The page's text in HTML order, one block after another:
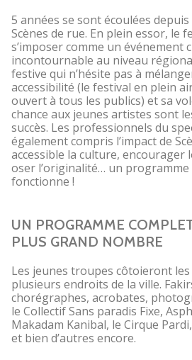
5 années se sont écoulées depuis
Scènes de rue. En plein essor, le
s’imposer comme un événement
incontournable au niveau
festive qui n’hésite pas à
accessibilité (le festival en plein
ouvert à tous les publics) et sa
chance aux jeunes artistes sont
succès. Les professionnels du
également compris l’impact de
accessible la culture, encourager
oser l’originalité… un
fonctionne !
UN PROGRAMME
PLUS GRAND NOMBRE
Les jeunes troupes côtoieront
plusieurs endroits de la ville.
chorégraphes, acrobates,
le Collectif Sans paradis Fixe,
Makadam Kanibal, le Cirque Pardi,
et bien d’autres encore.